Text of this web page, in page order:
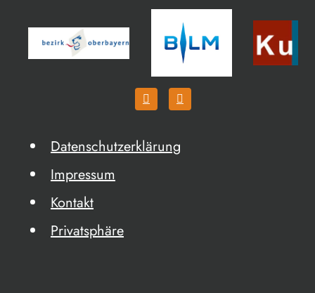
Datenschutzerklärung
Impressum
Kontakt
Privatsphäre